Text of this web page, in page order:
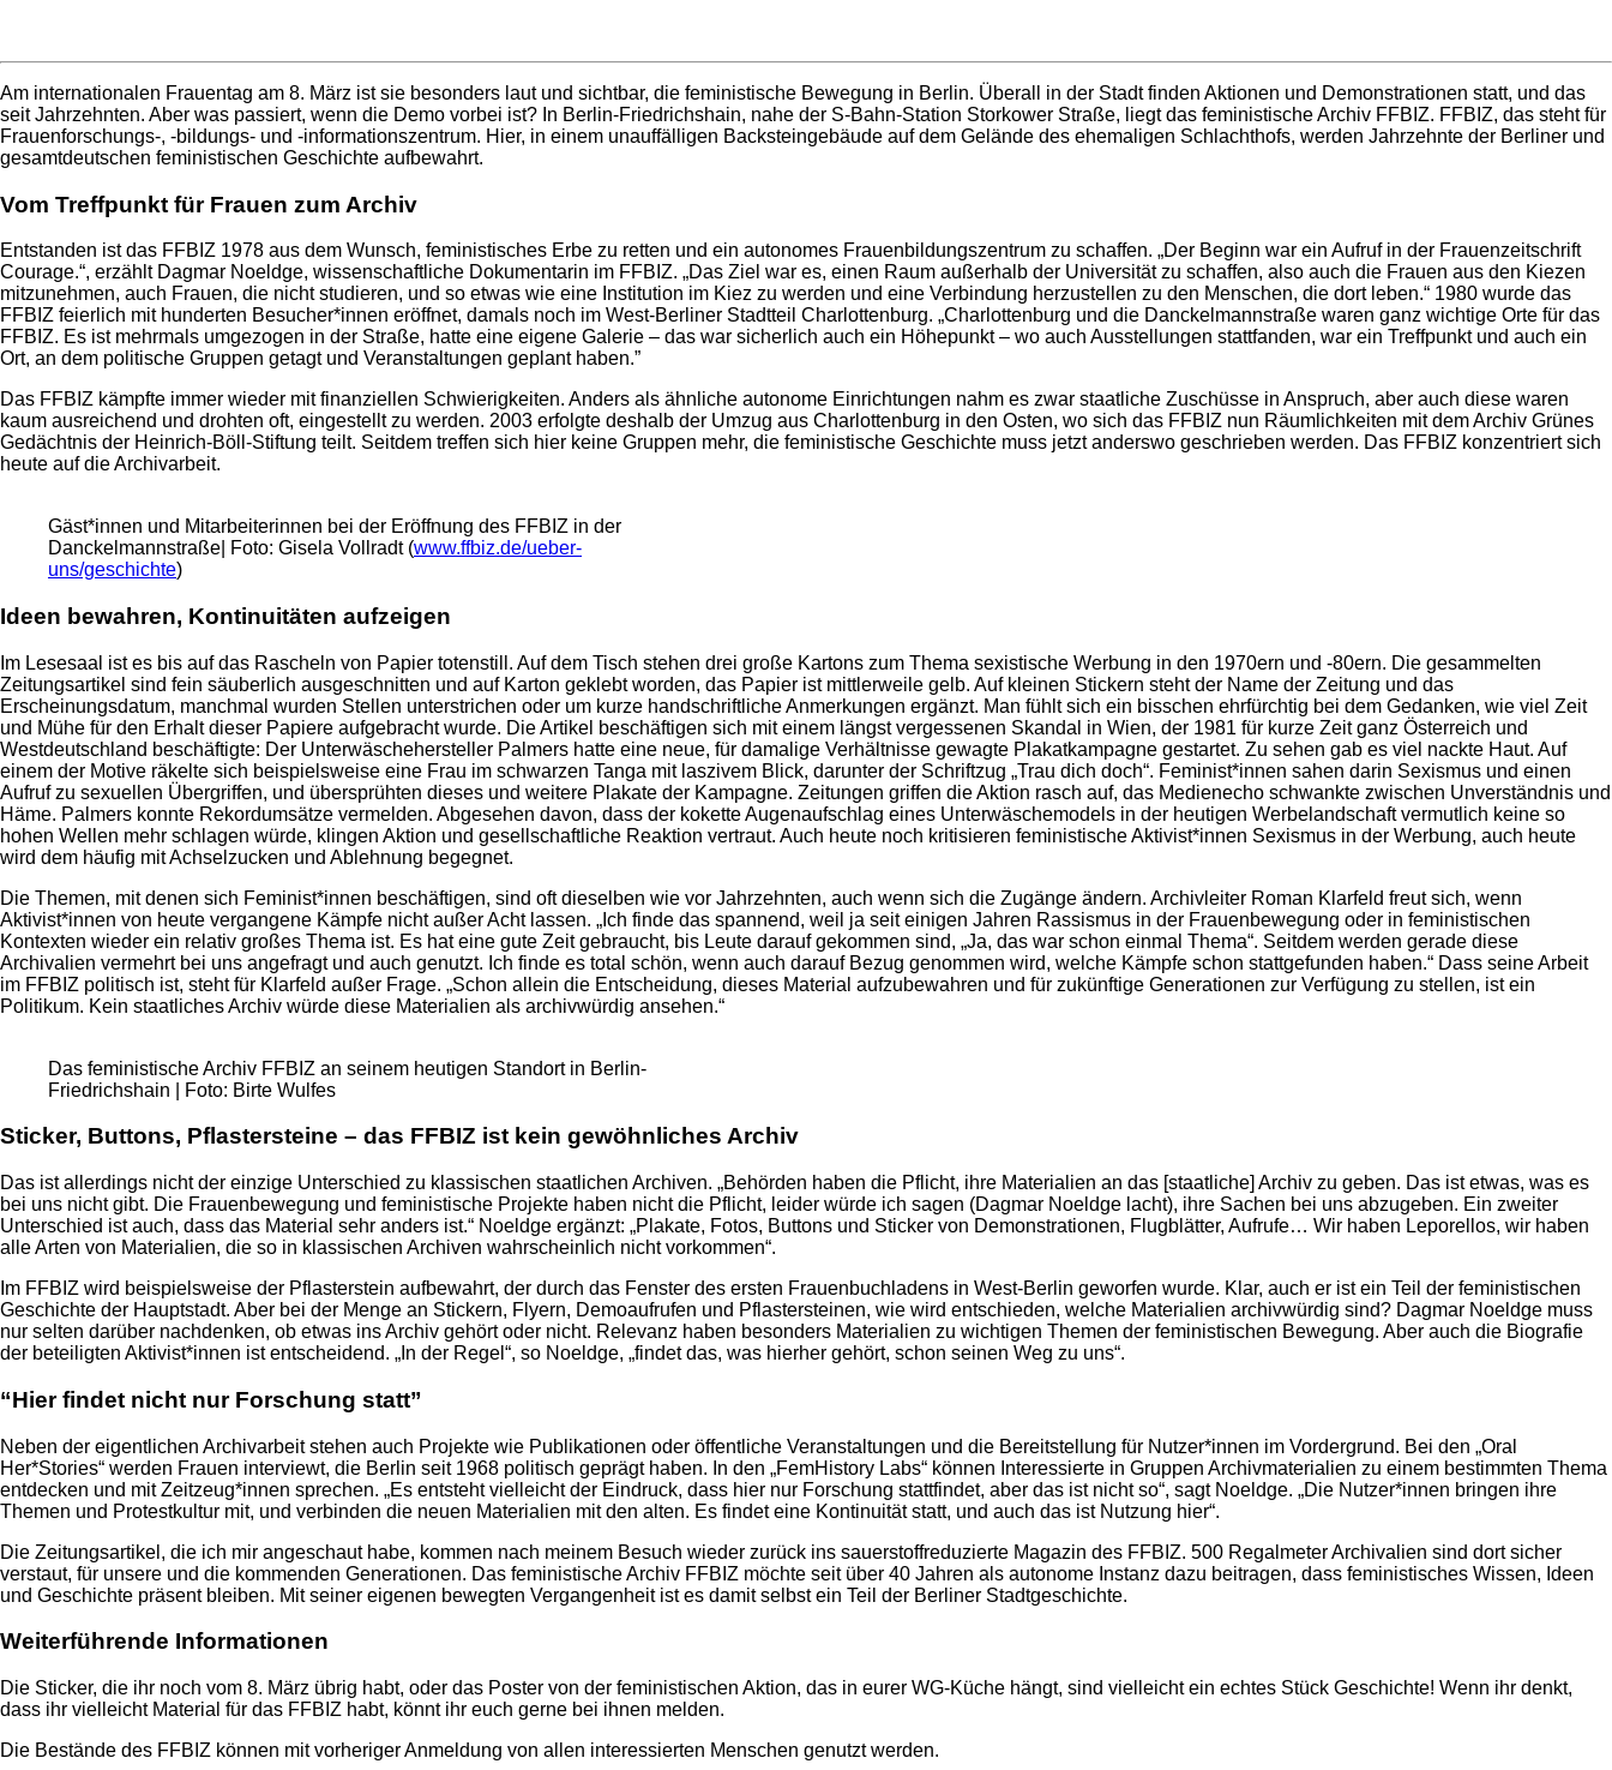
Am internationalen Frauentag am 8. März ist sie besonders laut und sichtbar, die feministische Bewegung in Berlin. Überall in der Stadt finden Aktionen und Demonstrationen statt, und das
seit Jahrzehnten. Aber was passiert, wenn die Demo vorbei ist? In Berlin-Friedrichshain, nahe der S-Bahn-Station Storkower Straße, liegt das feministische Archiv FFBIZ. FFBIZ, das steht für
Frauenforschungs-, -bildungs- und -informationszentrum. Hier, in einem unauffälligen Backsteingebäude auf dem Gelände des ehemaligen Schlachthofs, werden Jahrzehnte der Berliner und
gesamtdeutschen feministischen Geschichte aufbewahrt.
Vom Treffpunkt für Frauen zum Archiv
Entstanden ist das FFBIZ 1978 aus dem Wunsch, feministisches Erbe zu retten und ein autonomes Frauenbildungszentrum zu schaffen. „Der Beginn war ein Aufruf in der Frauenzeitschrift
Courage.“, erzählt Dagmar Noeldge, wissenschaftliche Dokumentarin im FFBIZ. „Das Ziel war es, einen Raum außerhalb der Universität zu schaffen, also auch die Frauen aus den Kiezen
mitzunehmen, auch Frauen, die nicht studieren, und so etwas wie eine Institution im Kiez zu werden und eine Verbindung herzustellen zu den Menschen, die dort leben.“ 1980 wurde das
FFBIZ feierlich mit hunderten Besucher*innen eröffnet, damals noch im West-Berliner Stadtteil Charlottenburg. „Charlottenburg und die Danckelmannstraße waren ganz wichtige Orte für das
FFBIZ. Es ist mehrmals umgezogen in der Straße, hatte eine eigene Galerie – das war sicherlich auch ein Höhepunkt – wo auch Ausstellungen stattfanden, war ein Treffpunkt und auch ein
Ort, an dem politische Gruppen getagt und Veranstaltungen geplant haben.”
Das FFBIZ kämpfte immer wieder mit finanziellen Schwierigkeiten. Anders als ähnliche autonome Einrichtungen nahm es zwar staatliche Zuschüsse in Anspruch, aber auch diese waren
kaum ausreichend und drohten oft, eingestellt zu werden. 2003 erfolgte deshalb der Umzug aus Charlottenburg in den Osten, wo sich das FFBIZ nun Räumlichkeiten mit dem Archiv Grünes
Gedächtnis der Heinrich-Böll-Stiftung teilt. Seitdem treffen sich hier keine Gruppen mehr, die feministische Geschichte muss jetzt anderswo geschrieben werden. Das FFBIZ konzentriert sich
heute auf die Archivarbeit.
Gäst*​innen und Mitarbeiterinnen bei der Eröffnung des FFBIZ in der
Danckelmannstraße| Foto: Gisela Vollradt (www.ffbiz.de/ueber-
uns/geschichte)
Ideen bewahren, Kontinuitäten aufzeigen
Im Lesesaal ist es bis auf das Rascheln von Papier totenstill. Auf dem Tisch stehen drei große Kartons zum Thema sexistische Werbung in den 1970ern und -80ern. Die gesammelten
Zeitungsartikel sind fein säuberlich ausgeschnitten und auf Karton geklebt worden, das Papier ist mittlerweile gelb. Auf kleinen Stickern steht der Name der Zeitung und das
Erscheinungsdatum, manchmal wurden Stellen unterstrichen oder um kurze handschriftliche Anmerkungen ergänzt. Man fühlt sich ein bisschen ehrfürchtig bei dem Gedanken, wie viel Zeit
und Mühe für den Erhalt dieser Papiere aufgebracht wurde. Die Artikel beschäftigen sich mit einem längst vergessenen Skandal in Wien, der 1981 für kurze Zeit ganz Österreich und
Westdeutschland beschäftigte: Der Unterwäschehersteller Palmers hatte eine neue, für damalige Verhältnisse gewagte Plakatkampagne gestartet. Zu sehen gab es viel nackte Haut. Auf
einem der Motive räkelte sich beispielsweise eine Frau im schwarzen Tanga mit laszivem Blick, darunter der Schriftzug „Trau dich doch“. Feminist*innen sahen darin Sexismus und einen
Aufruf zu sexuellen Übergriffen, und übersprühten dieses und weitere Plakate der Kampagne. Zeitungen griffen die Aktion rasch auf, das Medienecho schwankte zwischen Unverständnis und
Häme. Palmers konnte Rekordumsätze vermelden. Abgesehen davon, dass der kokette Augenaufschlag eines Unterwäschemodels in der heutigen Werbelandschaft vermutlich keine so
hohen Wellen mehr schlagen würde, klingen Aktion und gesellschaftliche Reaktion vertraut. Auch heute noch kritisieren feministische Aktivist*innen Sexismus in der Werbung, auch heute
wird dem häufig mit Achselzucken und Ablehnung begegnet.
Die Themen, mit denen sich Feminist*innen beschäftigen, sind oft dieselben wie vor Jahrzehnten, auch wenn sich die Zugänge ändern. Archivleiter Roman Klarfeld freut sich, wenn
Aktivist*innen von heute vergangene Kämpfe nicht außer Acht lassen. „Ich finde das spannend, weil ja seit einigen Jahren Rassismus in der Frauenbewegung oder in feministischen
Kontexten wieder ein relativ großes Thema ist. Es hat eine gute Zeit gebraucht, bis Leute darauf gekommen sind, „Ja, das war schon einmal Thema“. Seitdem werden gerade diese
Archivalien vermehrt bei uns angefragt und auch genutzt. Ich finde es total schön, wenn auch darauf Bezug genommen wird, welche Kämpfe schon stattgefunden haben.“ Dass seine Arbeit
im FFBIZ politisch ist, steht für Klarfeld außer Frage. „Schon allein die Entscheidung, dieses Material aufzubewahren und für zukünftige Generationen zur Verfügung zu stellen, ist ein
Politikum. Kein staatliches Archiv würde diese Materialien als archivwürdig ansehen.“
Das feministische Archiv FFBIZ an seinem heutigen Standort in Berlin-
Friedrichshain | Foto: Birte Wulfes
Sticker, Buttons, Pflastersteine – das FFBIZ ist kein gewöhnliches Archiv
Das ist allerdings nicht der einzige Unterschied zu klassischen staatlichen Archiven. „Behörden haben die Pflicht, ihre Materialien an das [staatliche] Archiv zu geben. Das ist etwas, was es
bei uns nicht gibt. Die Frauenbewegung und feministische Projekte haben nicht die Pflicht, leider würde ich sagen (Dagmar Noeldge lacht), ihre Sachen bei uns abzugeben. Ein zweiter
Unterschied ist auch, dass das Material sehr anders ist.“ Noeldge ergänzt: „Plakate, Fotos, Buttons und Sticker von Demonstrationen, Flugblätter, Aufrufe… Wir haben Leporellos, wir haben
alle Arten von Materialien, die so in klassischen Archiven wahrscheinlich nicht vorkommen“.
Im FFBIZ wird beispielsweise der Pflasterstein aufbewahrt, der durch das Fenster des ersten Frauenbuchladens in West-Berlin geworfen wurde. Klar, auch er ist ein Teil der feministischen
Geschichte der Hauptstadt. Aber bei der Menge an Stickern, Flyern, Demoaufrufen und Pflastersteinen, wie wird entschieden, welche Materialien archivwürdig sind? Dagmar Noeldge muss
nur selten darüber nachdenken, ob etwas ins Archiv gehört oder nicht. Relevanz haben besonders Materialien zu wichtigen Themen der feministischen Bewegung. Aber auch die Biografie
der beteiligten Aktivist*innen ist entscheidend. „In der Regel“, so Noeldge, „findet das, was hierher gehört, schon seinen Weg zu uns“.
“Hier findet nicht nur Forschung statt”
Neben der eigentlichen Archivarbeit stehen auch Projekte wie Publikationen oder öffentliche Veranstaltungen und die Bereitstellung für Nutzer*innen im Vordergrund. Bei den „Oral
Her*Stories“ werden Frauen interviewt, die Berlin seit 1968 politisch geprägt haben. In den „FemHistory Labs“ können Interessierte in Gruppen Archivmaterialien zu einem bestimmten Thema
entdecken und mit Zeitzeug*innen sprechen. „Es entsteht vielleicht der Eindruck, dass hier nur Forschung stattfindet, aber das ist nicht so“, sagt Noeldge. „Die Nutzer*innen bringen ihre
Themen und Protestkultur mit, und verbinden die neuen Materialien mit den alten. Es findet eine Kontinuität statt, und auch das ist Nutzung hier“.
Die Zeitungsartikel, die ich mir angeschaut habe, kommen nach meinem Besuch wieder zurück ins sauerstoffreduzierte Magazin des FFBIZ. 500 Regalmeter Archivalien sind dort sicher
verstaut, für unsere und die kommenden Generationen. Das feministische Archiv FFBIZ möchte seit über 40 Jahren als autonome Instanz dazu beitragen, dass feministisches Wissen, Ideen
und Geschichte präsent bleiben. Mit seiner eigenen bewegten Vergangenheit ist es damit selbst ein Teil der Berliner Stadtgeschichte.
Weiterführende Informationen
Die Sticker, die ihr noch vom 8. März übrig habt, oder das Poster von der feministischen Aktion, das in eurer WG-Küche hängt, sind vielleicht ein echtes Stück Geschichte! Wenn ihr denkt,
dass ihr vielleicht Material für das FFBIZ habt, könnt ihr euch gerne bei ihnen melden.
Die Bestände des FFBIZ können mit vorheriger Anmeldung von allen interessierten Menschen genutzt werden.